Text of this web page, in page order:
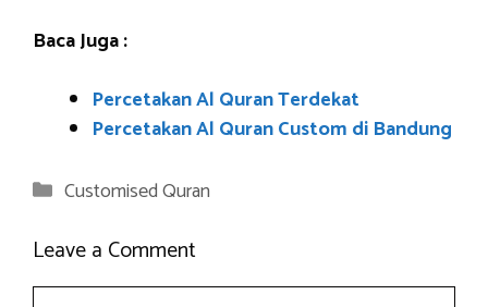
Baca Juga :
Percetakan Al Quran Terdekat
Percetakan Al Quran Custom di Bandung
Categories
Customised Quran
Leave a Comment